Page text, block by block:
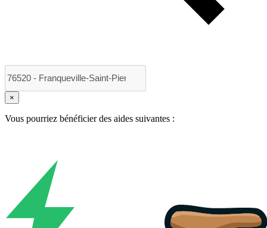
×
Vous pourriez bénéficier des aides suivantes :